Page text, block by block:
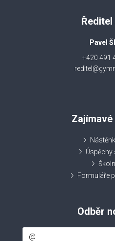
Pavel
+420 491
Úspěchy
Formuláře
Odběr